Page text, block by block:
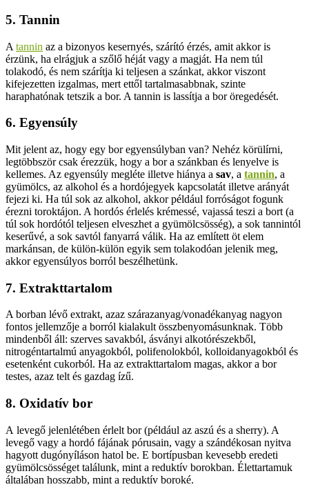
5. Tannin
A tannin az a bizonyos kesernyés, szárító érzés, amit akkor is
érzünk, ha elrágjuk a szőlő héját vagy a magját. Ha nem túl
tolakodó, és nem szárítja ki teljesen a szánkat, akkor viszont
kifejezetten izgalmas, mert ettől tartalmasabbnak, szinte
haraphatónak tetszik a bor. A tannin is lassítja a bor öregedését.
6. Egyensúly
Mit jelent az, hogy egy bor egyensúlyban van? Nehéz körülírni,
legtöbbször csak érezzük, hogy a bor a szánkban és lenyelve is
kellemes. Az egyensúly megléte illetve hiánya a sav, a tannin, a
gyümölcs, az alkohol és a hordójegyek kapcsolatát illetve arányát
fejezi ki. Ha túl sok az alkohol, akkor például forróságot fogunk
érezni toroktájon. A hordós érlelés krémessé, vajassá teszi a bort (a
túl sok hordótól teljesen elveszhet a gyümölcsösség), a sok tannintól
keserűvé, a sok savtól fanyarrá válik. Ha az említett öt elem
markánsan, de külön-külön egyik sem tolakodóan jelenik meg,
akkor egyensúlyos borról beszélhetünk.
7. Extrakttartalom
A borban lévő extrakt, azaz szárazanyag/vonadékanyag nagyon
fontos jellemzője a borról kialakult összbenyomásunknak. Több
mindenből áll: szerves savakból, ásványi alkotórészekből,
nitrogéntartalmú anyagokból, polifenolokból, kolloidanyagokból és
esetenként cukorból. Ha az extrakttartalom magas, akkor a bor
testes, azaz telt és gazdag ízű.
8. Oxidatív bor
A levegő jelenlétében érlelt bor (például az aszú és a sherry). A
levegő vagy a hordó fájának pórusain, vagy a szándékosan nyitva
hagyott dugónyíláson hatol be. E bortípusban kevesebb eredeti
gyümölcsösséget találunk, mint a reduktív borokban. Élettartamuk
általában hosszabb, mint a reduktív boroké.